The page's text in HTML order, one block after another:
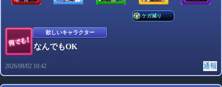
ケガ減り
欲しいキャラクター
なんでもOK
2026/08/02 10:42 通報